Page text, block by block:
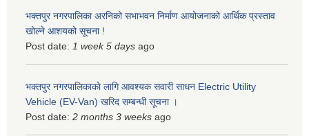
भक्तपुर नगरपालिका अरनिको सभाभवन निर्माण आयोजनाको आर्थिक प्रस्ताव
खोल्ने आशयको सूचना !
Post date: 1 week 5 days ago
भक्तपुर नगरपालिकाकाे लागि आवश्यक सवारी साधन Electric Utility
Vehicle (EV-Van) खरिद सम्बन्धी सूचना ।
Post date: 2 months 3 weeks ago